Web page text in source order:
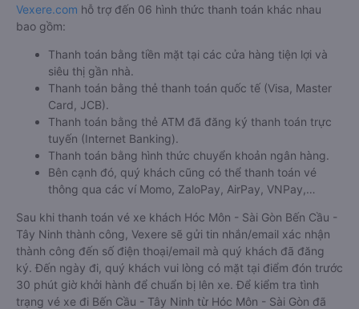
Vexere.com hỗ trợ đến 06 hình thức thanh toán khác nhau
bao gồm:
Thanh toán bằng tiền mặt tại các cửa hàng tiện lợi và
siêu thị gần nhà.
Thanh toán bằng thẻ thanh toán quốc tế (Visa, Master
Card, JCB).
Thanh toán bằng thẻ ATM đã đăng ký thanh toán trực
tuyến (Internet Banking).
Thanh toán bằng hình thức chuyển khoản ngân hàng.
Bên cạnh đó, quý khách cũng có thể thanh toán vé
thông qua các ví Momo, ZaloPay, AirPay, VNPay,…
Sau khi thanh toán vé xe khách Hóc Môn - Sài Gòn Bến Cầu -
Tây Ninh thành công, Vexere sẽ gửi tin nhắn/email xác nhận
thành công đến số điện thoại/email mà quý khách đã đăng
ký. Đến ngày đi, quý khách vui lòng có mặt tại điểm đón trước
30 phút giờ khởi hành để chuẩn bị lên xe. Để kiểm tra tình
trạng vé xe đi Bến Cầu - Tây Ninh từ Hóc Môn - Sài Gòn đã